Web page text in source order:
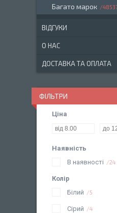
Багато марок
ВІДГУКИ
О НАС
ДОСТАВКА ТА ОПЛАТА
ФІЛЬТРИ
Ціна
Наявність
В наявності
24
Колір
Білий
5
Сірий 4